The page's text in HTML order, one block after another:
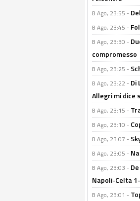
8 Ago, 23:55 -
8 Ago, 23:45 -
8 Ago, 23:30 -
compromesso
8 Ago, 23:25 -
8 Ago, 23:22 - Di
Allegri mi dice
8 Ago, 23:15 -
8 Ago, 23:10 -
8 Ago, 23:07 -
8 Ago, 23:05 -
8 Ago, 23:03 -
Napoli-Celta 1-
8 Ago, 23:01 -